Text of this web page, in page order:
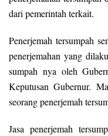
dari pemerintah terkait.
Penerjemah tersumpah
penerjemahan yang
sumpah nya oleh
Keputusan Gubernur.
seorang penerjemah
Jasa penerjemah